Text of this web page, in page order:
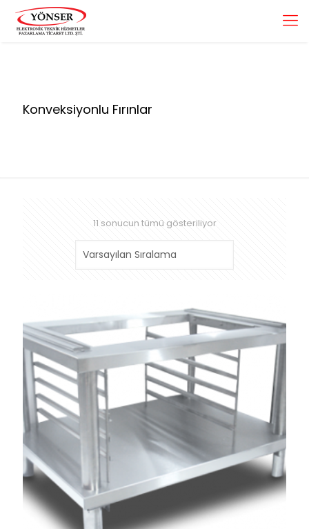
Konveksiyonlu Fırınlar
11 sonucun tümü gösteriliyor